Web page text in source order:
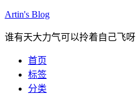
Artin's Blog
谁有天大力气可以拎着自己飞呀
首页
标签
分类